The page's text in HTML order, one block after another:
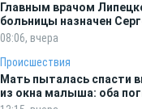
Главным врачом
больницы назначен
08:06, вчера
Происшествия
Мать пыталась спасти
из окна малыша: оба